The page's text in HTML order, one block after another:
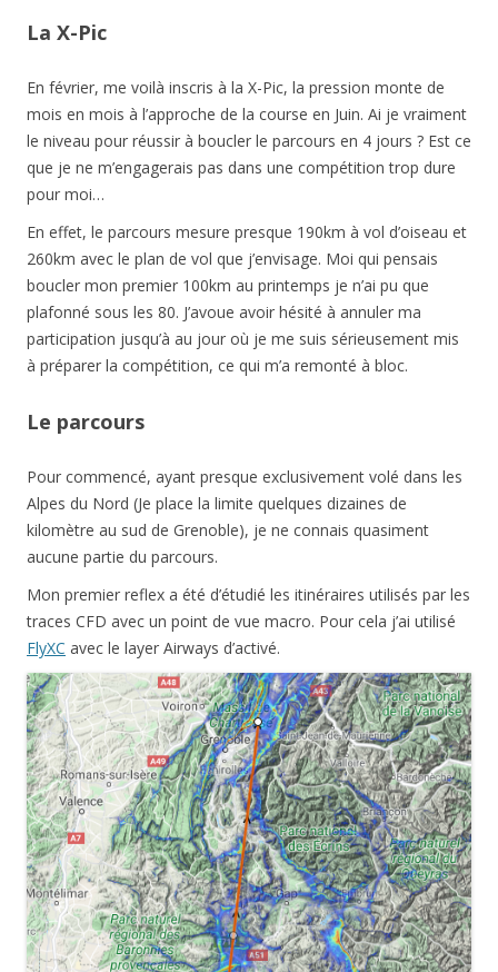
La X-Pic
En février, me voilà inscris à la X-Pic, la pression monte de
mois en mois à l’approche de la course en Juin. Ai je vraiment
le niveau pour réussir à boucler le parcours en 4 jours ? Est ce
que je ne m’engagerais pas dans une compétition trop dure
pour moi…
En effet, le parcours mesure presque 190km à vol d’oiseau et
260km avec le plan de vol que j’envisage. Moi qui pensais
boucler mon premier 100km au printemps je n’ai pu que
plafonné sous les 80. J’avoue avoir hésité à annuler ma
participation jusqu’à au jour où je me suis sérieusement mis
à préparer la compétition, ce qui m’a remonté à bloc.
Le parcours
Pour commencé, ayant presque exclusivement volé dans les
Alpes du Nord (Je place la limite quelques dizaines de
kilomètre au sud de Grenoble), je ne connais quasiment
aucune partie du parcours.
Mon premier reflex a été d’étudié les itinéraires utilisés par les
traces CFD avec un point de vue macro. Pour cela j’ai utilisé
FlyXC avec le layer Airways d’activé.